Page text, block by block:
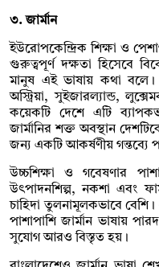
৩. জার্মান
ইউরোপকেন্দ্রিক শিক্ষা ও
গুরুত্বপূর্ণ দক্ষতা হিসেবে
মানুষ এই ভাষায় কথা বলে।
অস্ট্রিয়া, সুইজারল্যান্ড,
কয়েকটি দেশে এটি
জার্মানির শক্ত অবস্থান
জন্য একটি আকর্ষণীয় গন্তব্যে
উচ্চশিক্ষা ও গবেষণার
উৎপাদনশিল্প, নকশা এবং
চাহিদা তুলনামূলকভাবে বেশি।
পাশাপাশি জার্মান ভাষায়
সুযোগ আরও বিস্তৃত হয়।